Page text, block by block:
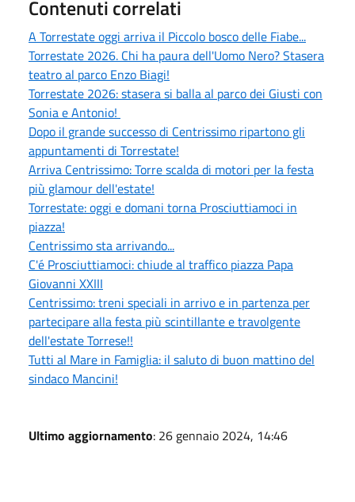
Contenuti correlati
A Torrestate oggi arriva il Piccolo bosco delle Fiabe...
Torrestate 2026. Chi ha paura dell'Uomo Nero? Stasera
teatro al parco Enzo Biagi!
Torrestate 2026: stasera si balla al parco dei Giusti con
Sonia e Antonio!
Dopo il grande successo di Centrissimo ripartono gli
appuntamenti di Torrestate!
Arriva Centrissimo: Torre scalda di motori per la festa
più glamour dell'estate!
Torrestate: oggi e domani torna Prosciuttiamoci in
piazza!
Centrissimo sta arrivando...
C'é Prosciuttiamoci: chiude al traffico piazza Papa
Giovanni XXIII
Centrissimo: treni speciali in arrivo e in partenza per
partecipare alla festa più scintillante e travolgente
dell'estate Torrese!!
Tutti al Mare in Famiglia: il saluto di buon mattino del
sindaco Mancini!
Ultimo aggiornamento: 26 gennaio 2024, 14:46